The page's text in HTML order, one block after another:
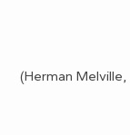
(Herman Melville,